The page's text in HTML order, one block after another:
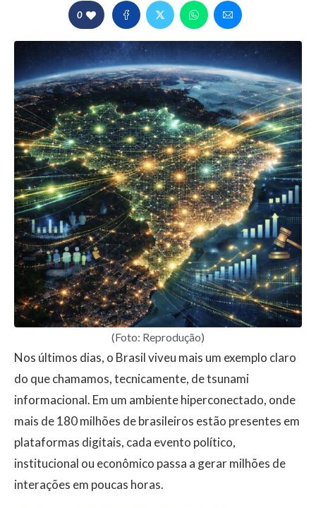
0
(Foto: Reprodução)
Nos últimos dias, o Brasil viveu mais um exemplo claro
do que chamamos, tecnicamente, de tsunami
informacional. Em um ambiente hiperconectado, onde
mais de 180 milhões de brasileiros estão presentes em
plataformas digitais, cada evento político,
institucional ou econômico passa a gerar milhões de
interações em poucas horas.